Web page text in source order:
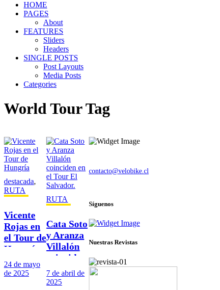
HOME
PAGES
About
FEATURES
Sliders
Headers
SINGLE POSTS
Post Layouts
Media Posts
Categories
World Tour Tag
destacada,
RUTA
Vicente
Rojas en
el Tour de
Hungría
24 de mayo
de 2025
RUTA
Cata Soto
y Aranza
Villalón
coinciden
en el Tour
El
7 de abril de
2025
contacto@velobike.cl
Síguenos
Nuestras Revistas